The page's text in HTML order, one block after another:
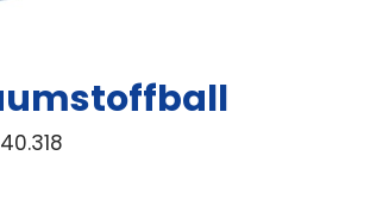
40.318